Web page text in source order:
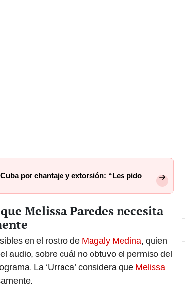
por chantaje y extorsión: “Les pido
Melissa Paredes necesita
en el rostro de Magaly Medina, quien
audio, sobre cuál no obtuvo el permiso del
La ‘Urraca’ considera que Melissa